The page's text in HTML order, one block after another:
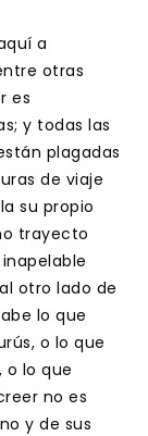
a
otras
es
y todas las
plagadas
de viaje
su propio
trayecto
otro lado de
lo que
o lo que
lo que
no es
y de sus